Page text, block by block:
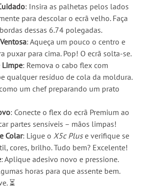
: Insira as palhetas pelos lados
para descolar o ecrã velho. Faça
dessas 6.74 polegadas.
: Aqueça um pouco o centro e
puxar para cima. Pop! O ecrã solta-se.
Limpe: Remova o cabo flex com
qualquer resíduo de cola da moldura.
um chef preparando um prato
: Conecte o flex do ecrã Premium ao
partes sensíveis – mãos limpas!
Colar: Ligue o X5c Pluse verifique se
cores, brilho. Tudo bem? Excelente!
: Aplique adesivo novo e pressione.
horas para que assente bem.
⏳